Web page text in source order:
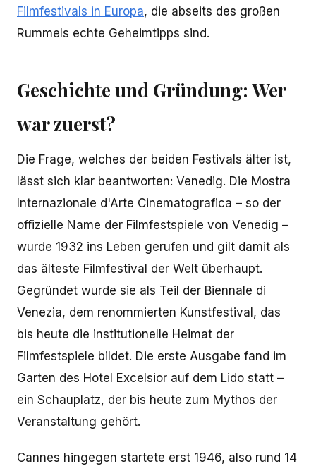
Filmfestivals in Europa, die abseits des großen
Rummels echte Geheimtipps sind.
Geschichte und Gründung: Wer
war zuerst?
Die Frage, welches der beiden Festivals älter ist,
lässt sich klar beantworten: Venedig. Die Mostra
Internazionale d'Arte Cinematografica – so der
offizielle Name der Filmfestspiele von Venedig –
wurde 1932 ins Leben gerufen und gilt damit als
das älteste Filmfestival der Welt überhaupt.
Gegründet wurde sie als Teil der Biennale di
Venezia, dem renommierten Kunstfestival, das
bis heute die institutionelle Heimat der
Filmfestspiele bildet. Die erste Ausgabe fand im
Garten des Hotel Excelsior auf dem Lido statt –
ein Schauplatz, der bis heute zum Mythos der
Veranstaltung gehört.
Cannes hingegen startete erst 1946, also rund 14